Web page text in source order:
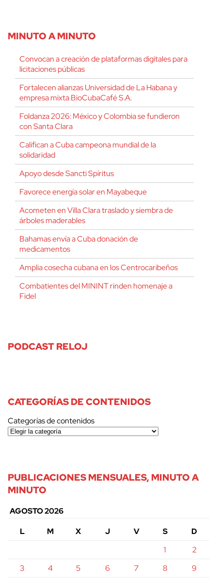
MINUTO A MINUTO
Convocan a creación de plataformas digitales para
licitaciones públicas
Fortalecen alianzas Universidad de La Habana y
empresa mixta BioCubaCafé S.A.
Foldanza 2026: México y Colombia se fundieron
con Santa Clara
Califican a Cuba campeona mundial de la
solidaridad
Apoyo desde Sancti Spíritus
Favorece energía solar en Mayabeque
Acometen en Villa Clara traslado y siembra de
árboles maderables
Bahamas envía a Cuba donación de
medicamentos
Amplia cosecha cubana en los Centrocaribeños
Combatientes del MININT rinden homenaje a
Fidel
PODCAST RELOJ
CATEGORÍAS DE CONTENIDOS
Categorías de contenidos
PUBLICACIONES MENSUALES, MINUTO A
MINUTO
AGOSTO 2026
L
M X J V S
D
1
2
3
4 5 6 7 8
9